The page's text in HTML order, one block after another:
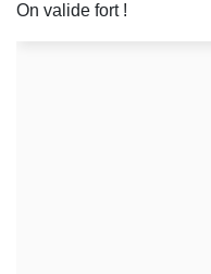
On valide fort !